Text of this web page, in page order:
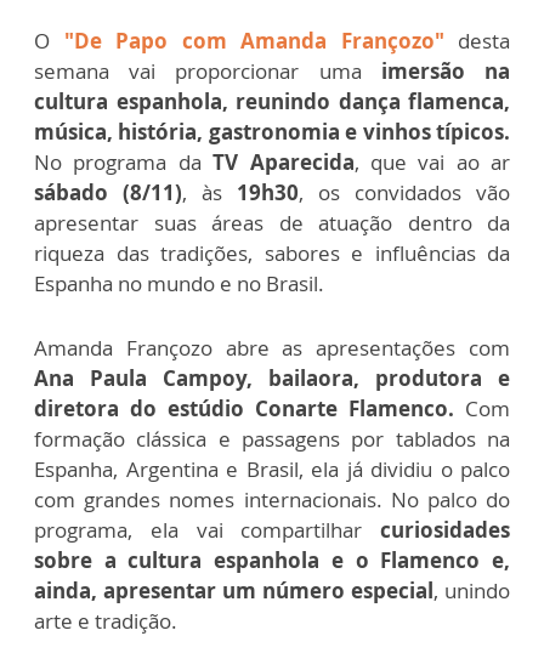
O "De Papo com Amanda Françozo" desta
semana vai proporcionar uma imersão na
cultura espanhola, reunindo dança flamenca,
música, história, gastronomia e vinhos típicos.
No programa daTV Aparecida, que vai ao ar
sábado (8/11), às 19h30, os convidados vão
apresentar suas áreas de atuação dentro da
riqueza das tradições, sabores e influências da
Espanha no mundo e no Brasil.
Amanda Françozo abre as apresentações com
Ana Paula Campoy, bailaora, produtora e
diretora do estúdio Conarte Flamenco. Com
formação clássica e passagens por tablados na
Espanha, Argentina e Brasil, ela já dividiu o palco
com grandes nomes internacionais. No palco do
programa, ela vai compartilhar curiosidades
sobre a cultura espanhola e o Flamenco e,
ainda, apresentar um número especial, unindo
arte e tradição.